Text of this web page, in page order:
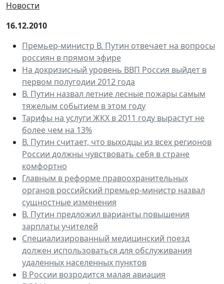
Новости
16.12.2010
Премьер-министр В. Путин отвечает на вопросы
россиян в прямом эфире
На докризисный уровень ВВП Россия выйдет в
первом полугодии 2012 года
В. Путин назвал летние лесные пожары самым
тяжелым событием в этом году
Тарифы на услуги ЖКХ в 2011 году вырастут не
более чем на 13%
В. Путин считает, что выходцы из всех регионов
России должны чувствовать себя в стране
комфортно
Главным в реформе правоохранительных
органов российский премьер-министр назвал
сущностные изменения
В. Путин предложил варианты повышения
зарплаты учителей
Специализированный медицинский поезд
должен использоваться для обслуживания
удаленных населенных пунктов
В России возродится малая авиация